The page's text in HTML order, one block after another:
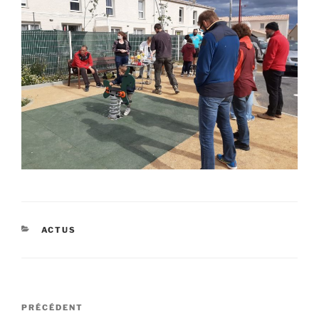
CATÉGORIES
ACTUS
Navigation
Article
PRÉCÉDENT